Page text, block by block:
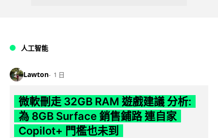
人工智能
Lawton 1 日
微軟刪走 32GB RAM 遊戲建議 分析:
為 8GB Surface 銷售鋪路 連自家
Copilot+ 門檻也未到